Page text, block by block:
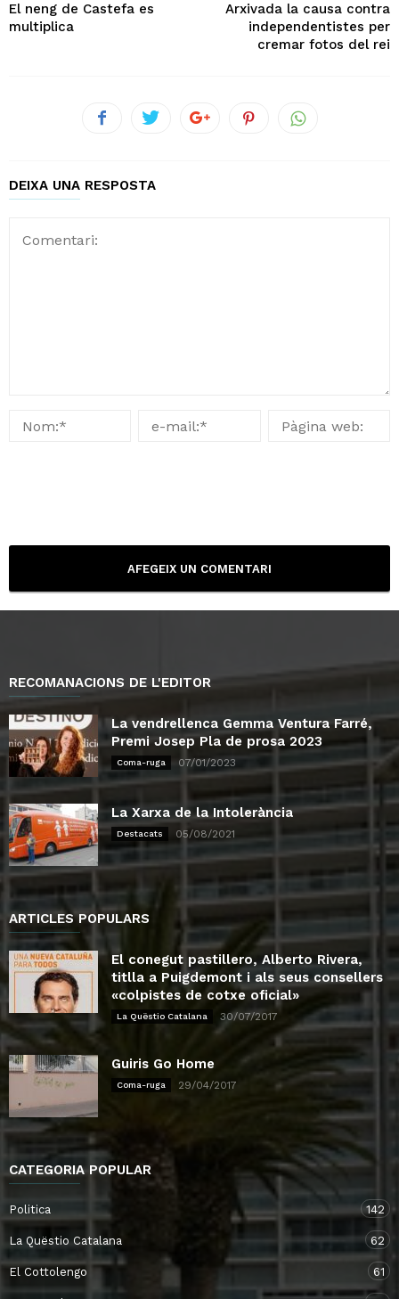
El neng de Castefa es
multiplica
Arxivada la causa contra
independentistes per
cremar fotos del rei
DEIXA UNA RESPOSTA
RECOMANACIONS DE L'EDITOR
La vendrellenca Gemma Ventura Farré,
Premi Josep Pla de prosa 2023
Coma-ruga 07/01/2023
La Xarxa de la Intolerància
Destacats 05/08/2021
ARTICLES POPULARS
El conegut pastillero, Alberto Rivera,
titlla a Puigdemont i als seus consellers
«colpistes de cotxe oficial»
La Quëstio Catalana 30/07/2017
Guiris Go Home
Coma-ruga 29/04/2017
CATEGORIA POPULAR
Politica 142
La Quëstio Catalana 62
El Cottolengo 61